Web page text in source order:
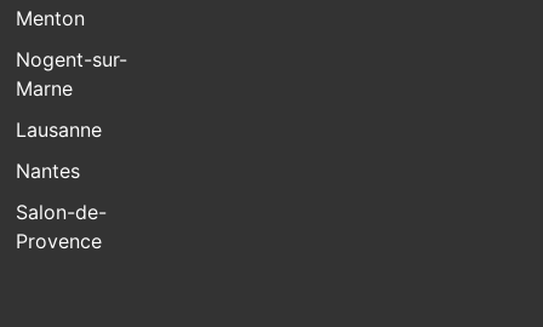
Menton
Nogent-sur-
Marne
Lausanne
Nantes
Salon-de-
Provence